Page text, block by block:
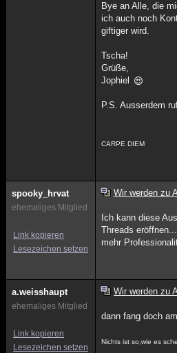
Bye an Alle, die
ich auch noch
giftiger wird.
Tscha!
Grüße,
Jophiel
P.S. Ausserdem
CARPE DIEM
spooky_hrvat
ehemaliges Mitglied
Link kopieren
Lesezeichen setzen
Wir werden zu
Ich kann diese
Threads
mehr
a.weisshaupt
ehemaliges Mitglied
Link kopieren
Lesezeichen setzen
Wir werden zu
dann fang doch
Nichts ist so,wie es